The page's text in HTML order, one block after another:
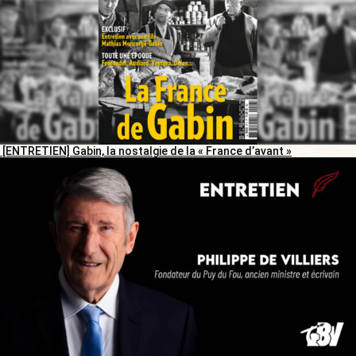
[ENTRETIEN] Gabin, la nostalgie de la « France d’avant »